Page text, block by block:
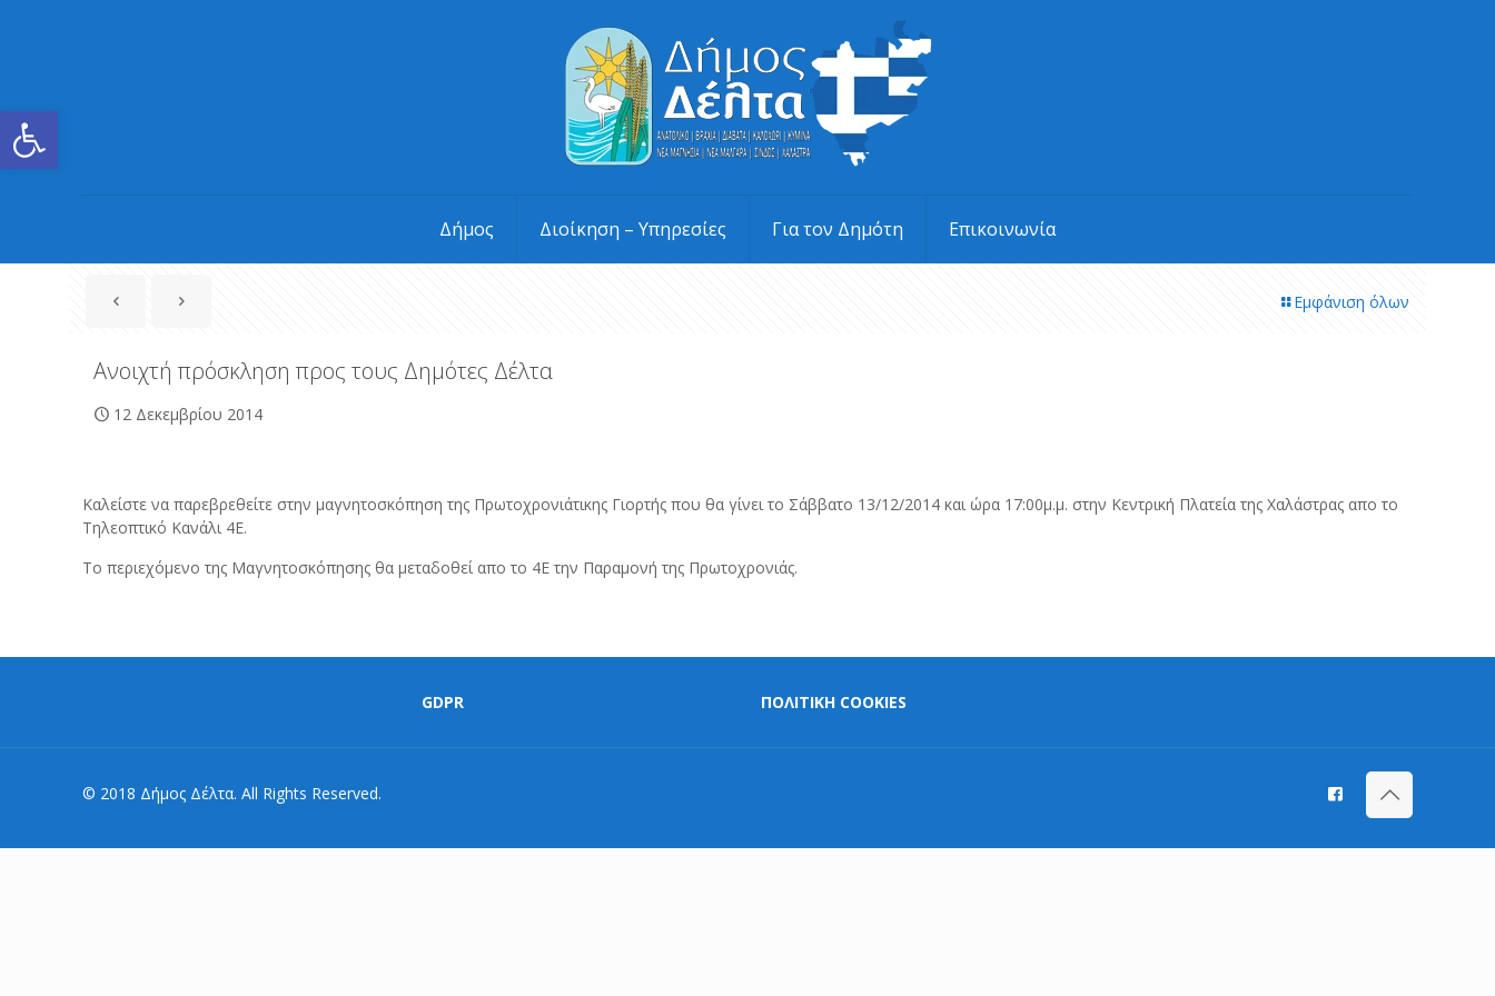
Ανοίξτε τη γραμμή εργαλείων
Δήμος Διοίκηση – Υπηρεσίες Για τον Δημότη Επικοινωνία
Εμφάνιση όλων
Ανοιχτή πρόσκληση προς τους Δημότες Δέλτα
12 Δεκεμβρίου 2014
Καλείστε να παρεβρεθείτε στην μαγνητοσκόπηση της Πρωτοχρονιάτικης Γιορτής που θα γίνει το Σάββατο 13/12/2014 και ώρα 17:00μ.μ. στην Κεντρική Πλατεία της Χαλάστρας απο το
Τηλεοπτικό Κανάλι 4Ε.
Το περιεχόμενο της Μαγνητοσκόπησης θα μεταδοθεί απο το 4Ε την Παραμονή της Πρωτοχρονιάς.
GDPR ΠΟΛΙΤΙΚΗ COOKIES
© 2018 Δήμος Δέλτα. All Rights Reserved.